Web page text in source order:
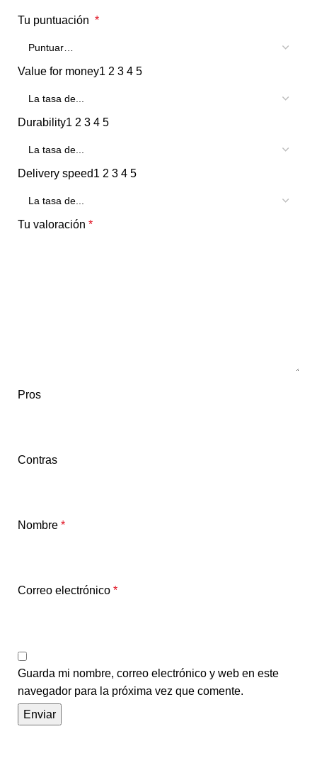
Tu puntuación *
Value for money1 2 3 4 5
Durability1 2 3 4 5
Delivery speed1 2 3 4 5
Tu valoración *
Pros
Contras
Nombre *
Correo electrónico *
Guarda mi nombre, correo electrónico y web en este
navegador para la próxima vez que comente.